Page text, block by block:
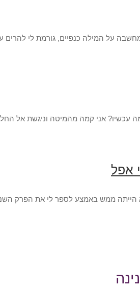
על המילה כנפיים, גורמת לי להרים
עכשיו? אני קמה מהמיטה וניגשת אל
אפל
ממש באמצע לספר לי את הפרק